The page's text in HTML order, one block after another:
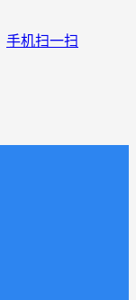
手机扫一扫